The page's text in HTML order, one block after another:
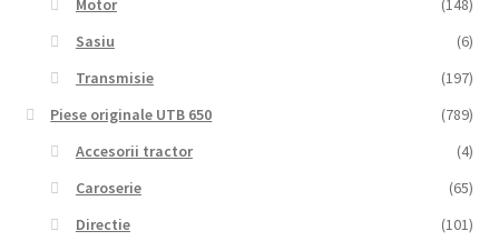
Motor
(148)
Sasiu
(6)
Transmisie
(197)
Piese originale UTB 650
(789)
Accesorii tractor
(4)
Caroserie
(65)
Directie
(101)